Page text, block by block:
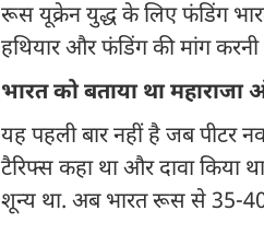
रूस यूक्रेन युद्ध के लिए फंडिंग
हथियार और फंडिंग की मांग करनी
भारत को बताया था
यह पहली बार नहीं है जब पीटर
टैरिफ्स कहा था और दावा
शून्य था. अब भारत रूस से 35-40